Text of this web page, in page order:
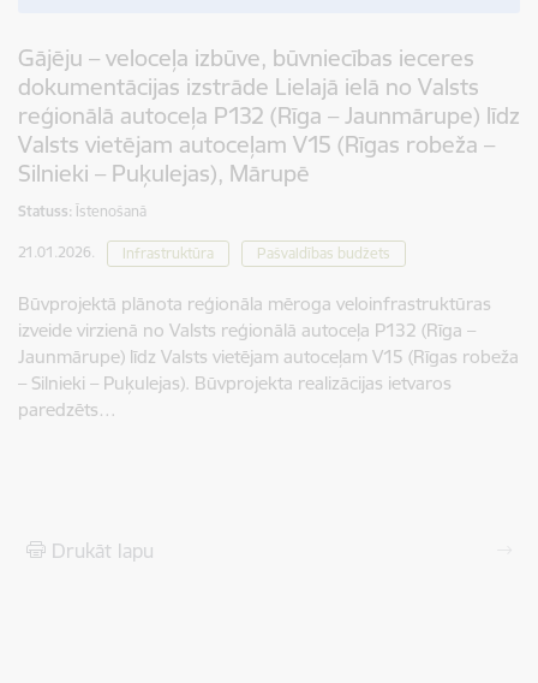
Gājēju – veloceļa izbūve, būvniecības ieceres
dokumentācijas izstrāde Lielajā ielā no Valsts
reģionālā autoceļa P132 (Rīga – Jaunmārupe) līdz
Valsts vietējam autoceļam V15 (Rīgas robeža –
Silnieki – Puķulejas), Mārupē
Statuss: Īstenošanā
21.01.2026. Infrastruktūra Pašvaldības budžets
Būvprojektā plānota reģionāla mēroga veloinfrastruktūras
izveide virzienā no Valsts reģionālā autoceļa P132 (Rīga –
Jaunmārupe) līdz Valsts vietējam autoceļam V15 (Rīgas robeža
– Silnieki – Puķulejas). Būvprojekta realizācijas ietvaros
paredzēts…
Drukāt lapu